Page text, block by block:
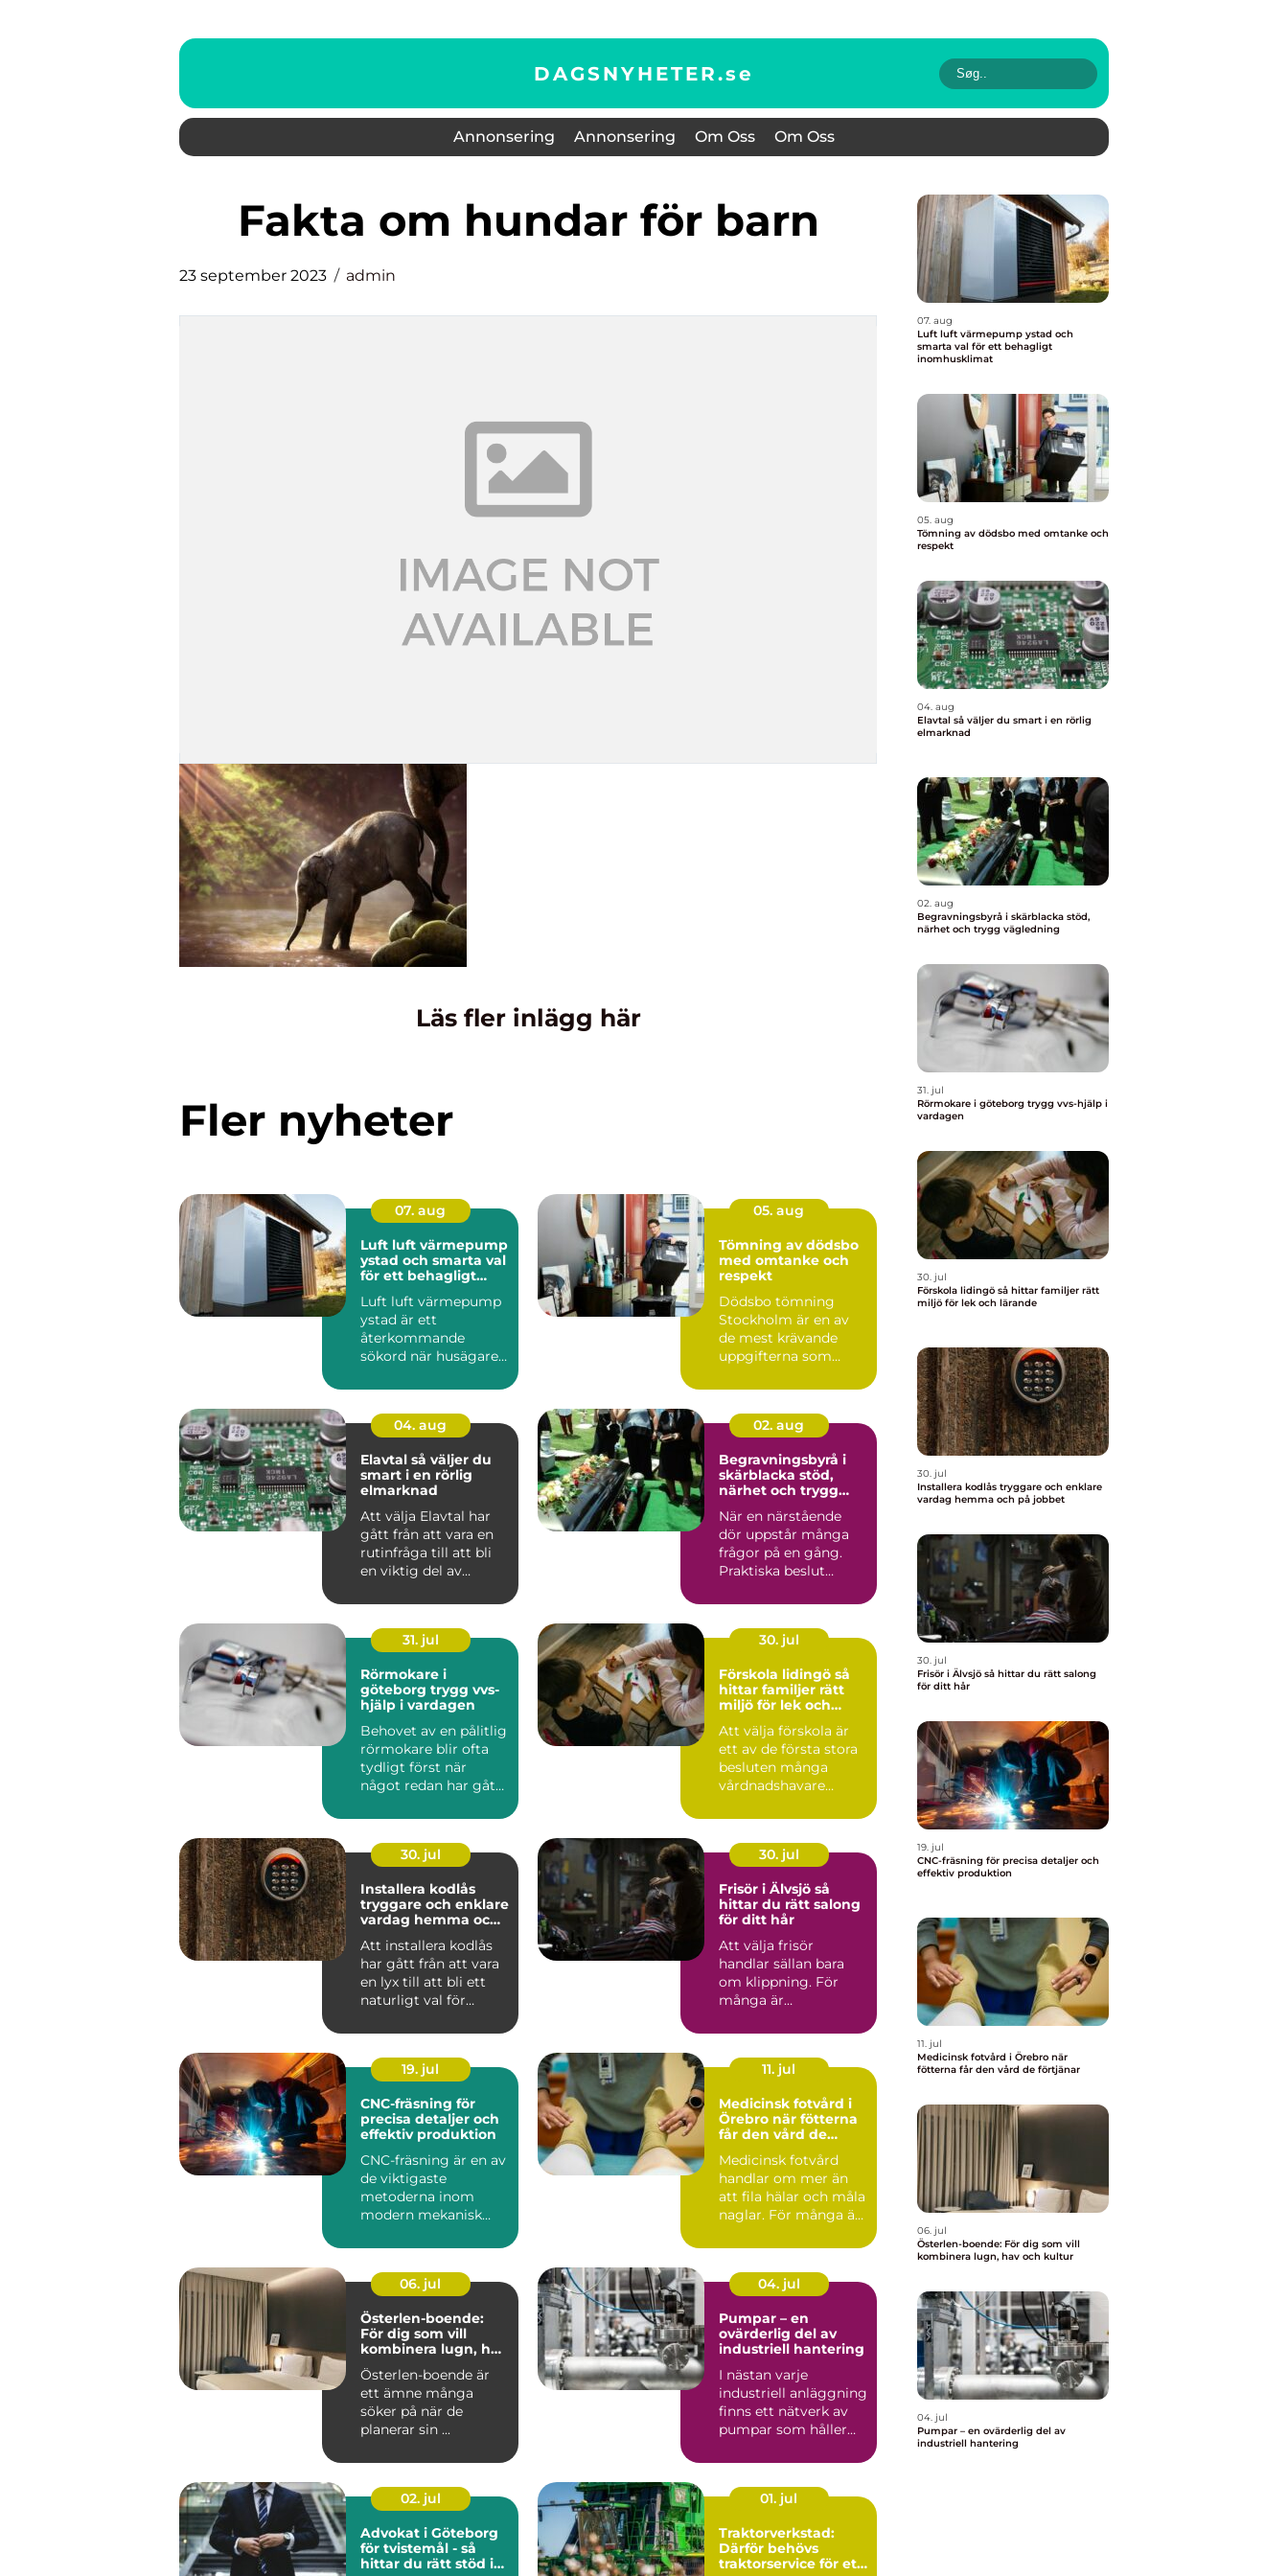
DAGSNYHETER.se
Annonsering Annonsering Om Oss Om Oss
fakta om hundar för barn
23 september 2023 admin
Läs fler inlägg här
Fler nyheter
07. aug
Luft luft värmepump
ystad och smarta val
för ett behagligt
Luft luft värmepump
ystad är ett
återkommande
sökord när husägare i
ett enkelt...
05. aug
Tömning av dödsbo
med omtanke och
respekt
Dödsbo tömning
Stockholm är en av
de mest krävande
uppgifterna som
04. aug
Elavtal så väljer du
smart i en rörlig
elmarknad
Att välja Elavtal har
gått från att vara en
rutinfråga till att bli
en viktig del av
02. aug
Begravningsbyrå i
skärblacka stöd,
närhet och trygg
När en närstående
dör uppstår många
frågor på en gång.
Praktiska beslut
sorg o...
31. jul
Rörmokare i
göteborg trygg vvs-
hjälp i vardagen
Behovet av en pålitlig
rörmokare blir ofta
tydligt först när
något redan har gått
30. jul
Förskola lidingö så
hittar familjer rätt
miljö för lek och
Att välja förskola är
ett av de första stora
besluten många
vårdnadshavare
finns ...
30. jul
Installera kodlås
tryggare och enklare
vardag hemma och
Att installera kodlås
har gått från att vara
en lyx till att bli ett
naturligt val för
30. jul
Frisör i Älvsjö så
hittar du rätt salong
för ditt hår
Att välja frisör
handlar sällan bara
om klippning. För
många är
i vardagen, et...
19. jul
CNC-fräsning för
precisa detaljer och
effektiv produktion
CNC-fräsning är en av
de viktigaste
metoderna inom
modern mekanisk
anv&aum...
11. jul
Medicinsk fotvård i
Örebro när fötterna
får den vård de
Medicinsk fotvård
handlar om mer än
att fila hälar och måla
naglar. För många är
06. jul
Österlen-boende:
För dig som vill
kombinera lugn, hav
Österlen-boende är
ett ämne många
söker på när de
planerar sin ...
04. jul
Pumpar – en
ovärderlig del av
industriell hantering
I nästan varje
industriell anläggning
finns ett nätverk av
pumpar som håller
02. jul
Advokat i Göteborg
för tvistemål - så
hittar du rätt stöd i
01. jul
Traktorverkstad:
Därför behövs
traktorservice för ett
07. aug
Luft luft värmepump ystad och
smarta val för ett behagligt
inomhusklimat
05. aug
Tömning av dödsbo med omtanke och
respekt
04. aug
Elavtal så väljer du smart i en rörlig
elmarknad
02. aug
Begravningsbyrå i skärblacka stöd,
närhet och trygg vägledning
31. jul
Rörmokare i göteborg trygg vvs-hjälp i
vardagen
30. jul
Förskola lidingö så hittar familjer rätt
miljö för lek och lärande
30. jul
Installera kodlås tryggare och enklare
vardag hemma och på jobbet
30. jul
Frisör i Älvsjö så hittar du rätt salong
för ditt hår
19. jul
CNC-fräsning för precisa detaljer och
effektiv produktion
11. jul
Medicinsk fotvård i Örebro när
fötterna får den vård de förtjänar
06. jul
Österlen-boende: För dig som vill
kombinera lugn, hav och kultur
04. jul
Pumpar – en ovärderlig del av
industriell hantering